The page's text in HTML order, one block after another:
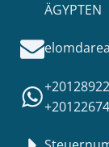
ÄGYPTEN